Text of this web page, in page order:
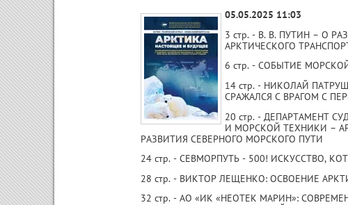
05.05.2025 11:03
3 стр. - В. В. ПУТИН – О
АРКТИЧЕСКОГО
6 стр. - СОБЫТИЕ
14 стр. - НИКОЛАЙ
СРАЖАЛСЯ С ВРАГОМ С
20 стр. - ДЕПАРТАМЕНТ
И МОРСКОЙ ТЕХНИКИ –
РАЗВИТИЯ СЕВЕРНОГО МОРСКОГО ПУТИ
24 стр. - СЕВМОРПУТЬ - 500! ИСКУССТВО,
28 стр. - ВИКТОР ЛЕЩЕНКО: ОСВОЕНИЕ
32 стр. - АО «ИК «НЕОТЕК МАРИН»: